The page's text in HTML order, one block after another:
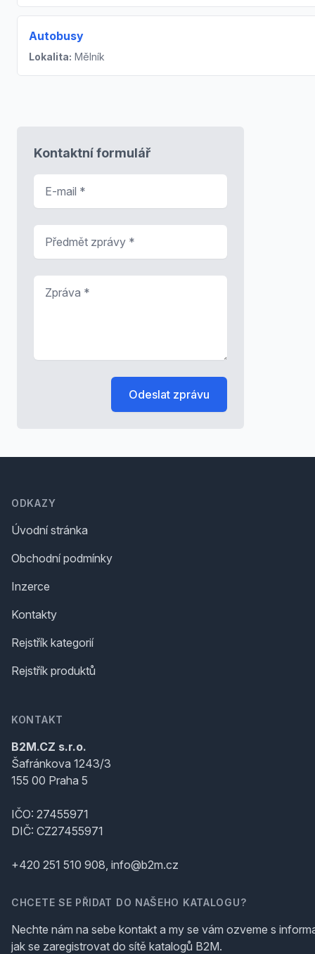
Autobusy
Lokalita: Mělník
Kontaktní formulář
Odeslat zprávu
ODKAZY
Úvodní stránka
Obchodní podmínky
Inzerce
Kontakty
Rejstřík kategorií
Rejstřík produktů
KONTAKT
B2M.CZ s.r.o.
Šafránkova 1243/3
155 00 Praha 5
IČO: 27455971
DIČ: CZ27455971
+420 251 510 908, info@b2m.cz
CHCETE SE PŘIDAT DO NAŠEHO KATALOGU?
Nechte nám na sebe kontakt a my se vám ozveme s
jak se zaregistrovat do sítě katalogů B2M.